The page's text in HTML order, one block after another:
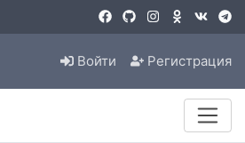
Войти Регистрация